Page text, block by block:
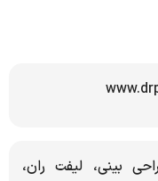
بینی، لیفت ران،